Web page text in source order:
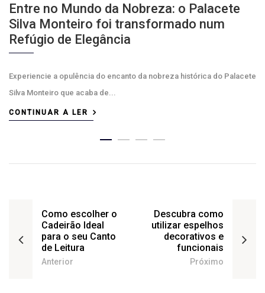
Entre no Mundo da Nobreza: o Palacete
Silva Monteiro foi transformado num
Refúgio de Elegância
Experiencie a opulência do encanto da nobreza histórica do Palacete
Silva Monteiro que acaba de...
CONTINUAR A LER
Como escolher o
Cadeirão Ideal
para o seu Canto
de Leitura
Anterior
Descubra como
utilizar espelhos
decorativos e
funcionais
Próximo